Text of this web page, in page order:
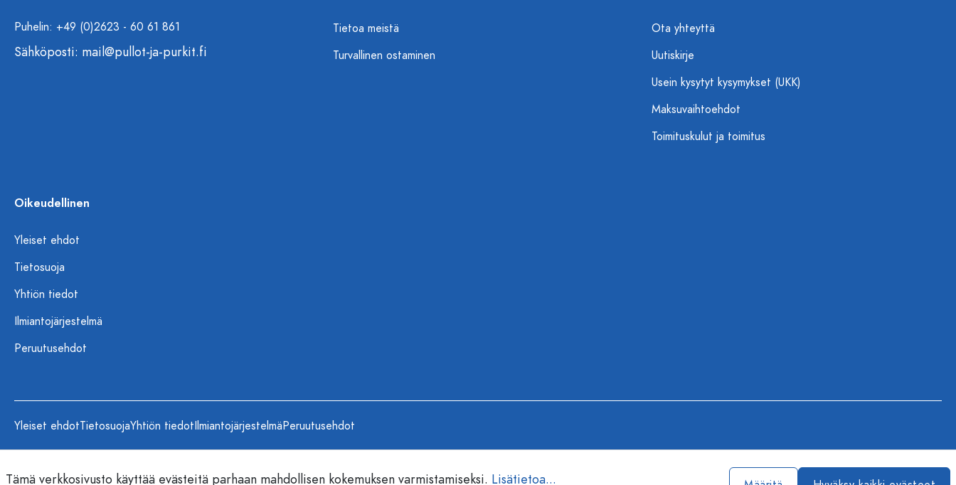
Puhelin: +49 (0)2623 - 60 61 861
Sähköposti: mail@pullot-ja-purkit.fi
Tietoa meistä
Turvallinen ostaminen
Ota yhteyttä
Uutiskirje
Usein kysytyt kysymykset (UKK)
Maksuvaihtoehdot
Toimituskulut ja toimitus
Oikeudellinen
Yleiset ehdot
Tietosuoja
Yhtiön tiedot
Ilmiantojärjestelmä
Peruutusehdot
Yleiset ehdotTietosuojaYhtiön tiedotIlmiantojärjestelmäPeruutusehdot
Tämä verkkosivusto käyttää evästeitä parhaan mahdollisen kokemuksen varmistamiseksi. Lisätietoa...